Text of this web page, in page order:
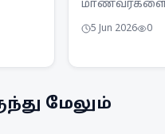
வைத்துள்ளது.
5 Jun 2026 0
மேலும்